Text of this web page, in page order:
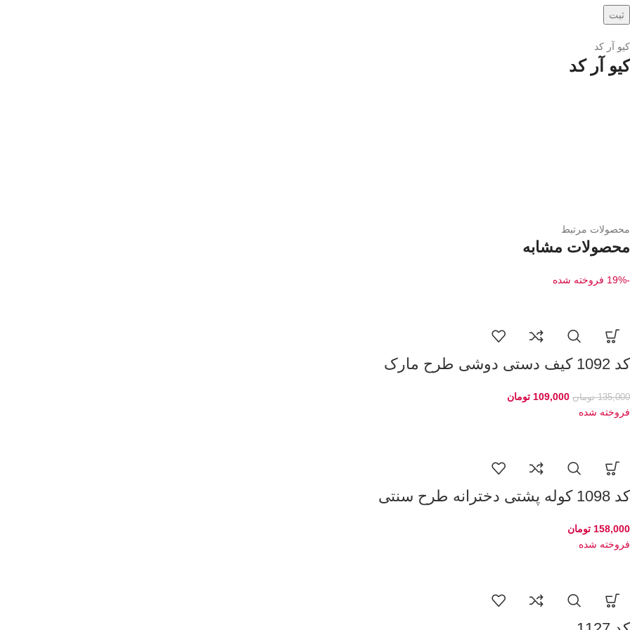
کیو آر کد
کیو آر کد
محصولات مرتبط
محصولات مشابه
-19% فروخته شده
کد 1092 کیف دستی دوشی طرح مارک
135,000 تومان 109,000 تومان
فروخته شده
کد 1098 کوله پشتی دخترانه طرح سنتی
158,000 تومان
فروخته شده